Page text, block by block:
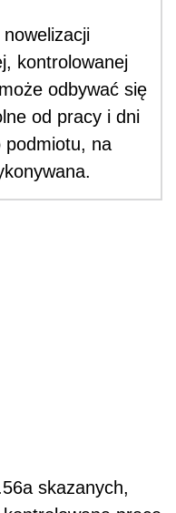
kontrolowanej
odbywać się
od pracy i dni
podmiotu, na
skazanych,